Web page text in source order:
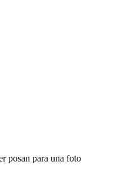
posan para una foto